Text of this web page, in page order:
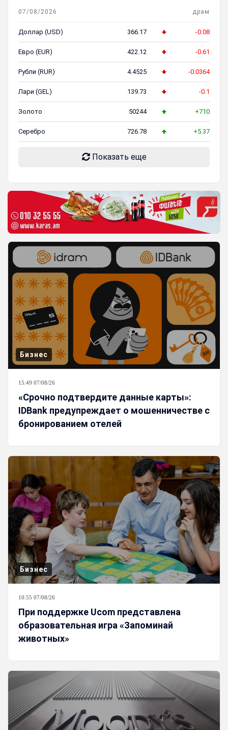
07/08/2026 драм
Доллар (USD) 366.17 -0.08
Евро (EUR) 422.12 -0.61
Рубли (RUR) 4.4525 -0.0364
Лари (GEL) 139.73 -0.1
Золото 50244 +710
Серебро 726.78 +5.37
Показать еще
Бизнес
15:49 07/08/26
«Срочно подтвердите данные карты»:
IDBank предупреждает о мошенничестве с
бронированием отелей
Бизнес
10:55 07/08/26
При поддержке Ucom представлена
образовательная игра «Запоминай
животных»